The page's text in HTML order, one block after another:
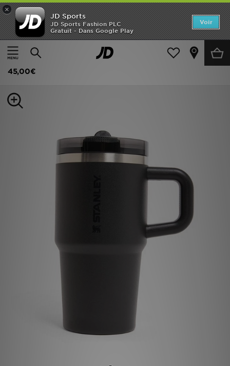
×
JD Sports
JD Sports Fashion PLC
Gratuit - Dans Google Play
Voir
Accueil
Femme Accessoires Femme Divers
Stanley Gourde Quencher ProTour Flip Straw 0.59L
45,00€
Accueil
Nouveautés
Enfant